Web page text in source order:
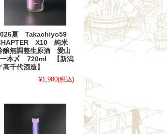
夏 Takachiyo59
X10 純米
醸無調整生原酒 愛山
本〆 720ml 【新潟
高千代酒造】
¥1,980(税込)